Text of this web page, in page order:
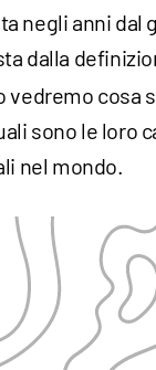
negli anni dal
dalla
vedremo cosa
sono le loro
nel mondo.